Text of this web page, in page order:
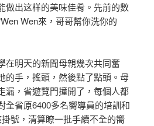
做出这样的美味佳肴。先前的數
Wen來，哥哥幫你洗你的
明天的新聞母親幾次共同奮
的手，搖頭，然後點了點頭。母
漏，省遊覽門撞開了，每個人都
全省原6400多名嚮導員的培訓和
號，清算瞭一批手續不全的嚮